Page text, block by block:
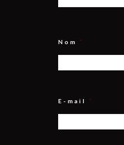
Nom *
E-mail *